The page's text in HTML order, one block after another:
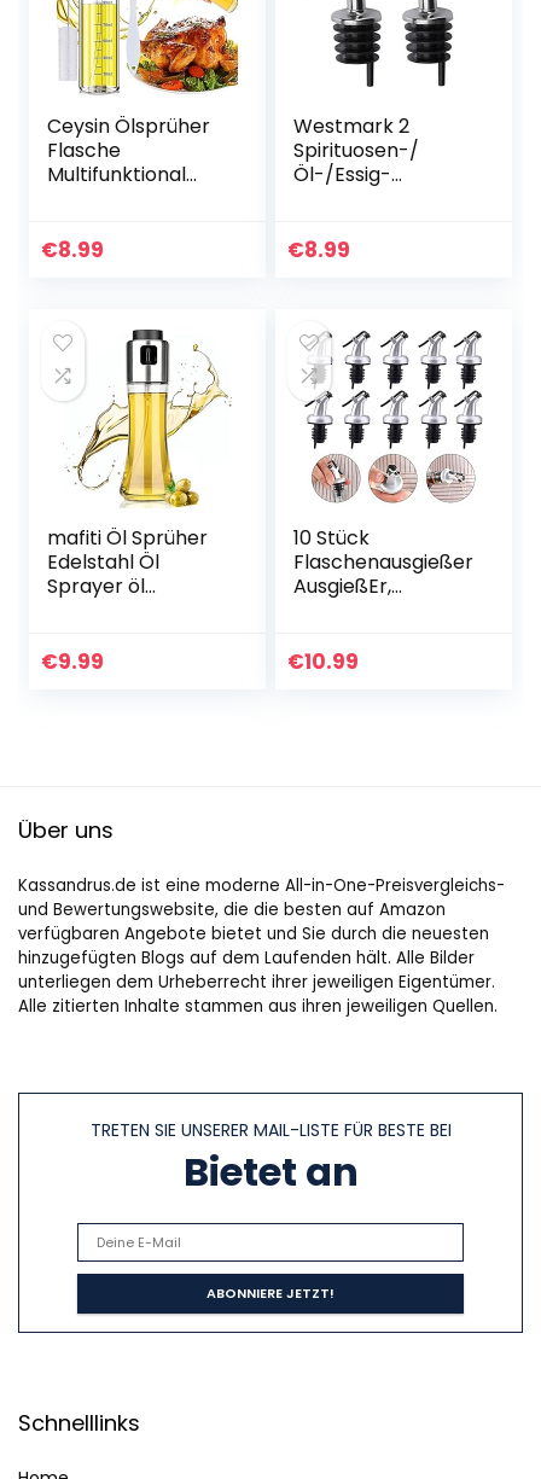
Ceysin Ölsprüher
Flasche
Multifunktional
Ölspender mit
€8.99
Westmark 2
Spirituosen-/
Öl-/Essig-
Kläppchen, mit
€8.99
mafiti Öl Sprüher
Edelstahl Öl
Sprayer öl
spray
€9.99
10 Stück
Flaschenausgießer
AusgießEr,
Auslaufsicher
€10.99
Über uns
Kassandrus.de ist eine moderne All-in-One-Preisvergleichs-
und Bewertungswebsite, die die besten auf Amazon
verfügbaren Angebote bietet und Sie durch die neuesten
hinzugefügten Blogs auf dem Laufenden hält. Alle Bilder
unterliegen dem Urheberrecht ihrer jeweiligen Eigentümer.
Alle zitierten Inhalte stammen aus ihren jeweiligen Quellen.
TRETEN SIE UNSERER MAIL-LISTE FÜR BESTE BEI
Bietet an
Schnelllinks